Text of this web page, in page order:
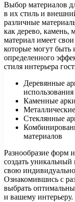
Выбор материалов
в их стиль и
различные
как дерево, камень,
материал имеет
которые могут быть
определенного
стиля интерьера
Деревянные
использования
Каменные
Стеклянные
материалов
Разнообразие форм
создать
свою
Ознакомившись с
выбрать
и вашему интерьеру.